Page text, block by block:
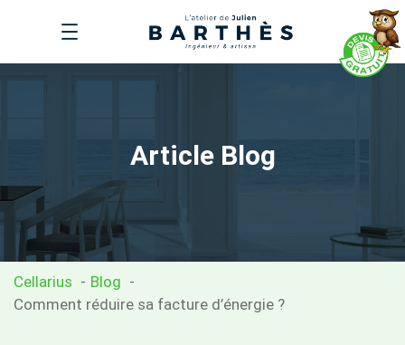
Article Blog
Cellarius
Blog
Comment réduire sa facture d’énergie ?